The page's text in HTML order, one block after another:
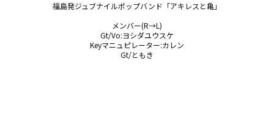
福島発ジュブナイルポップバンド「アキレスと亀」
メンバー(R→L)
Gt/Vo:ヨシダユウスケ
Keyマニュピレーター:カレン
Gt/ともき